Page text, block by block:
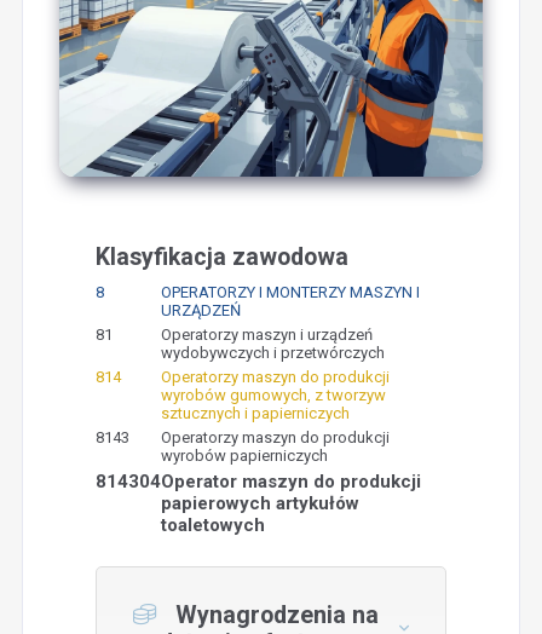
Klasyfikacja zawodowa
8
OPERATORZY I MONTERZY MASZYN I
URZĄDZEŃ
81
Operatorzy maszyn i urządzeń
wydobywczych i przetwórczych
814
Operatorzy maszyn do produkcji
wyrobów gumowych, z tworzyw
sztucznych i papierniczych
8143
Operatorzy maszyn do produkcji
wyrobów papierniczych
814304Operator maszyn do produkcji
papierowych artykułów
toaletowych
Wynagrodzenia na